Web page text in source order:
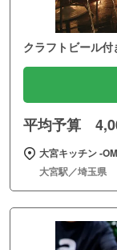
クラフトビール付
平均予算
大宮キッチン
大宮駅／埼玉県